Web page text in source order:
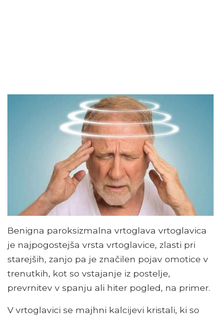
Benigna paroksizmalna vrtoglava vrtoglavica
je najpogostejša vrsta vrtoglavice, zlasti pri
starejših, zanjo pa je značilen pojav omotice v
trenutkih, kot so vstajanje iz postelje,
prevrnitev v spanju ali hiter pogled, na primer.
V vrtoglavici se majhni kalcijevi kristali, ki so